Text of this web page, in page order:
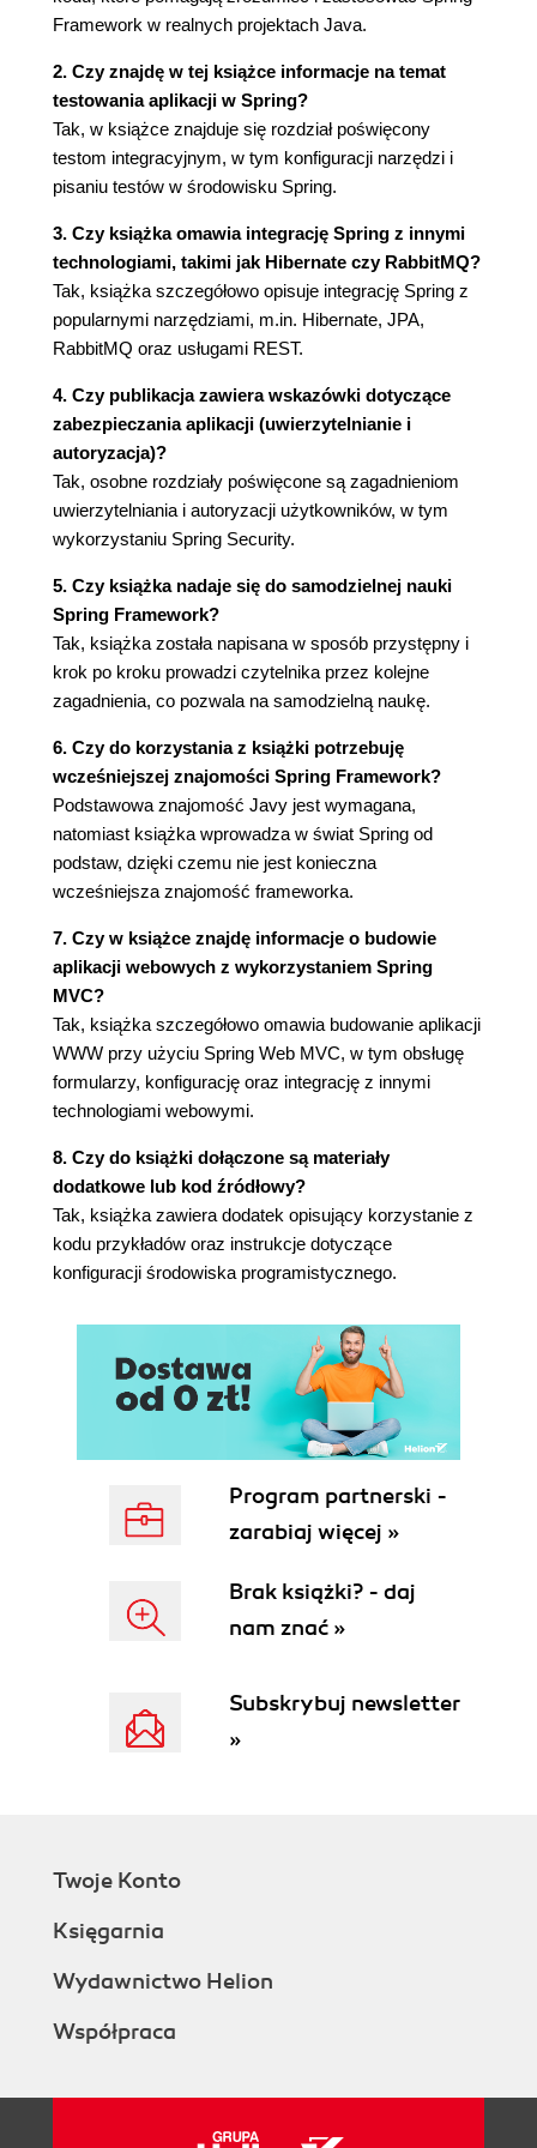
1.6. Podsumowanie (52)
2.1. Dostęp do danych za pomocą JDBC (55)
2.2. Wyszukiwanie DataSource za pomocą JNDI
(60)
2.3. Odwzorowanie obiektowo-relacyjne i
transakcje z użyciem Hibernate (62)
2.4. Tworzenie warstwy dostępu do danych (73)
2.5. Użycie JPA (opcjonalnie) (79)
2.6. Przegląd Spring Data JPA (opcjonalnie) (83)
2.7. Podsumowanie (85)
Rozdział 3. Budowanie aplikacji WWW przy użyciu
Spring Web MVC (87)
3.1. Podstawy Spring Web MVC (88)
3.1.1. Wzorzec "model-widok-kontroler"
(MVC) (88)
3.1.2. Czym jest Spring Web MVC? (89)
3.1.3. Przegląd architektury Spring Web MVC
3.2. Tworzenie pierwszej aplikacji Spring Web
MVC (91)
3.2.1. Konfigurowanie aplikacji (91)
3.2.2. Prosty obiekt domeny (93)
3.2.3. Tworzenie prostego kontrolera (94)
3.2.4. Tworzenie widoku nadrzędnego i
podrzędnego (96)
3.3. Obsługa i przetwarzanie formularzy (97)
3.3.1. Użycie obiektów domeny jako ziaren
formularza (97)
3.3.2. Dodawanie kontrolera (98)
podziękowania (100)
3.3.4. Aktualizowanie kontekstu aplikacji (102)
po przesłaniu (102)
3.3.6. Dodawanie białych list wiązania
formularza (102)
3.3.7. Dodanie kontroli poprawności danych
3.4. Konfigurowanie Spring Web MVC - web.xml
3.5. Konfigurowanie Spring Web MVC - kontekst
aplikacji (106)
3.5.1. Konfiguracja HandlerMapping (107)
3.5.3. Konfigurowanie obiektów
HandlerExceptionResolver (112)
3.5.4. Konfigurowanie obiektów ViewResolver
(112)
3.5.5. Konfigurowanie obiektu
RequestToViewNameTranslator (115)
3.5.6. Konfigurowanie innych obiektów
3.6. Przegląd technologii Spring Mobile (116)
3.6.1. Anatomia żądania HTTP (117)
3.6.3. Konfigurowanie Spring Mobile (119)
3.6.4. Obsługa właściwości witryny (122)
3.7. Technologie pokrewne (127)
3.7.1. Spring Web Flow (127)
3.7.3. Spring Faces (127)
3.7.5. Usługi sieciowe w stylu REST (128)
Rozdział 4. Proste formularze WWW (129)
4.1. Wyświetlanie formularzy (129)
Framework w realnych projektach Java.
2. Czy znajdę w tej książce informacje na temat
testowania aplikacji w Spring?
Tak, w książce znajduje się rozdział poświęcony
testom integracyjnym, w tym konfiguracji narzędzi i
pisaniu testów w środowisku Spring.
3. Czy książka omawia integrację Spring z innymi
technologiami, takimi jak Hibernate czy RabbitMQ?
Tak, książka szczegółowo opisuje integrację Spring z
popularnymi narzędziami, m.in. Hibernate, JPA,
RabbitMQ oraz usługami REST.
4. Czy publikacja zawiera wskazówki dotyczące
zabezpieczania aplikacji (uwierzytelnianie i
autoryzacja)?
Tak, osobne rozdziały poświęcone są zagadnieniom
uwierzytelniania i autoryzacji użytkowników, w tym
wykorzystaniu Spring Security.
5. Czy książka nadaje się do samodzielnej nauki
Spring Framework?
Tak, książka została napisana w sposób przystępny i
krok po kroku prowadzi czytelnika przez kolejne
zagadnienia, co pozwala na samodzielną naukę.
6. Czy do korzystania z książki potrzebuję
wcześniejszej znajomości Spring Framework?
Podstawowa znajomość Javy jest wymagana,
natomiast książka wprowadza w świat Spring od
podstaw, dzięki czemu nie jest konieczna
wcześniejsza znajomość frameworka.
7. Czy w książce znajdę informacje o budowie
aplikacji webowych z wykorzystaniem Spring
MVC?
Tak, książka szczegółowo omawia budowanie aplikacji
WWW przy użyciu Spring Web MVC, w tym obsługę
formularzy, konfigurację oraz integrację z innymi
technologiami webowymi.
8. Czy do książki dołączone są materiały
dodatkowe lub kod źródłowy?
Tak, książka zawiera dodatek opisujący korzystanie z
kodu przykładów oraz instrukcje dotyczące
konfiguracji środowiska programistycznego.
Program partnerski -
zarabiaj więcej »
Brak książki? - daj
nam znać »
Subskrybuj newsletter
»
Twoje Konto
Księgarnia
Wydawnictwo Helion
Współpraca